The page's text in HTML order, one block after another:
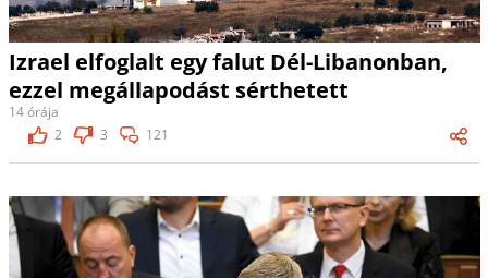
Izrael elfoglalt egy falut Dél-Libanonban,
ezzel megállapodást sérthetett
14 órája
2
3 121